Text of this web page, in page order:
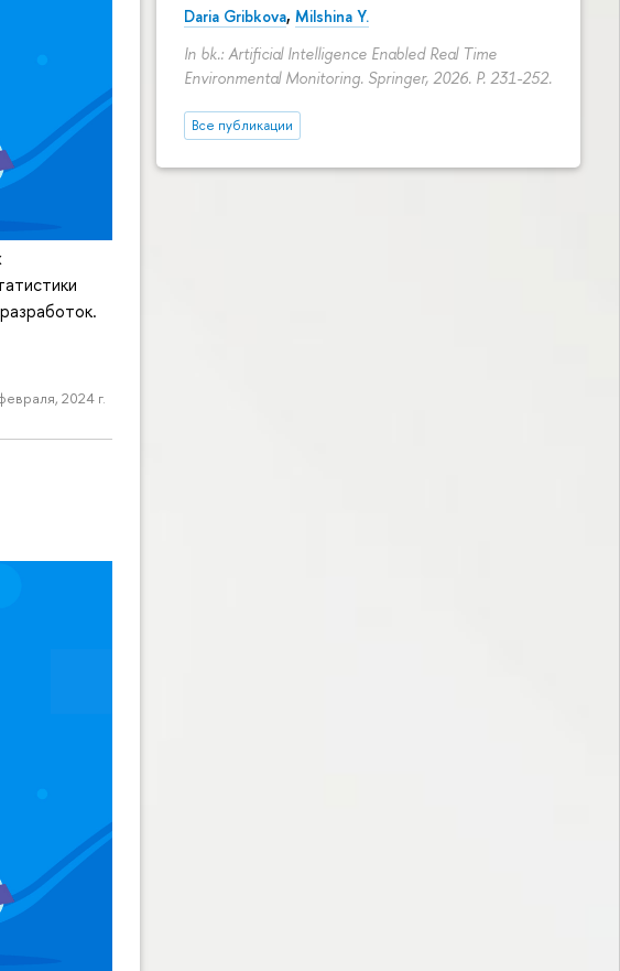
Daria Gribkova, Milshina Y.
In bk.: Artificial Intelligence Enabled Real Time
Environmental Monitoring. Springer, 2026. P. 231-252.
Все публикации
2024 г.